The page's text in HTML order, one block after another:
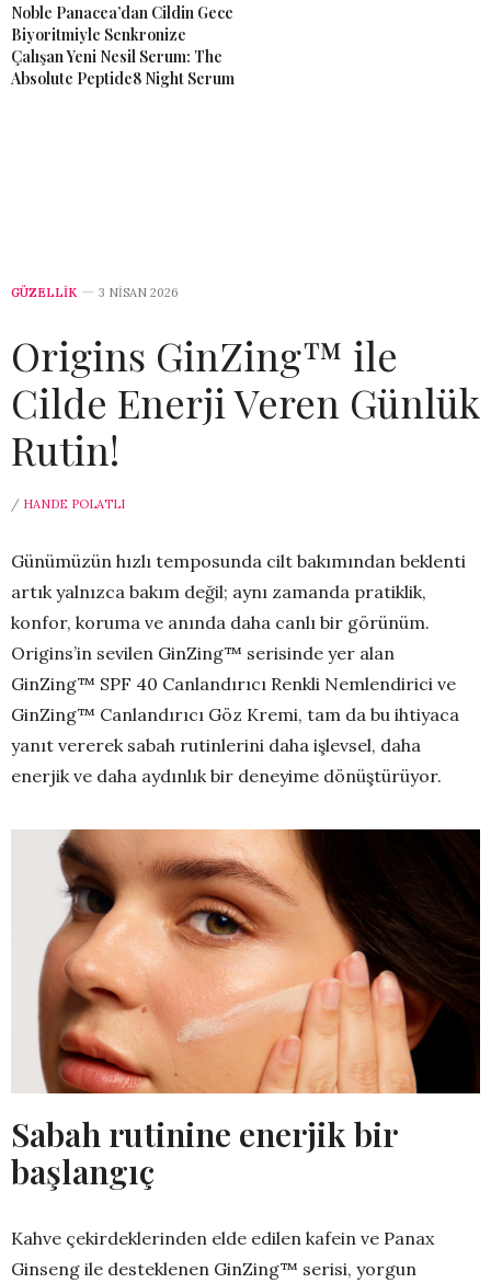
Noble Panacea’dan Cildin Gece
Biyoritmiyle Senkronize
Çalışan Yeni Nesil Serum: The
Absolute Peptide8 Night Serum
GÜZELLİK 3 NISAN 2026
Origins GinZing™ ile
Cilde Enerji Veren Günlük
Rutin!
/ HANDE POLATLI
Günümüzün hızlı temposunda cilt bakımından beklenti
artık yalnızca bakım değil; aynı zamanda pratiklik,
konfor, koruma ve anında daha canlı bir görünüm.
Origins’in sevilen GinZing™ serisinde yer alan
GinZing™ SPF 40 Canlandırıcı Renkli Nemlendirici ve
GinZing™ Canlandırıcı Göz Kremi, tam da bu ihtiyaca
yanıt vererek sabah rutinlerini daha işlevsel, daha
enerjik ve daha aydınlık bir deneyime dönüştürüyor.
Sabah rutinine enerjik bir
başlangıç
Kahve çekirdeklerinden elde edilen kafein ve Panax
Ginseng ile desteklenen GinZing™ serisi, yorgun